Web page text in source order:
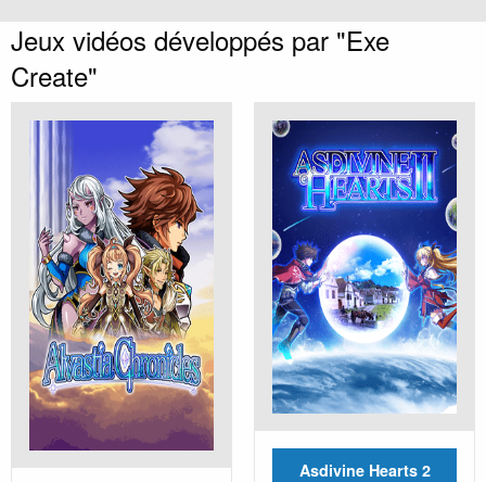
Jeux vidéos développés par "Exe
Create"
Asdivine Hearts 2